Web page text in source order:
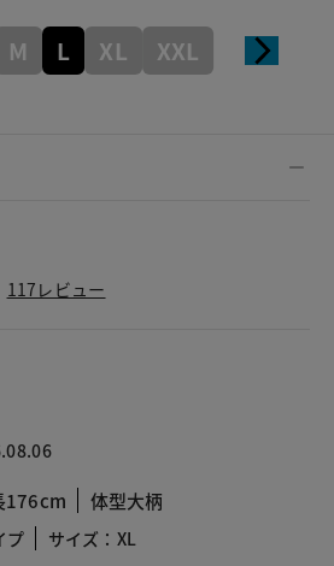
M L XL XXL
117レビュー
176cm 体型大柄
プ
サイズ：XL